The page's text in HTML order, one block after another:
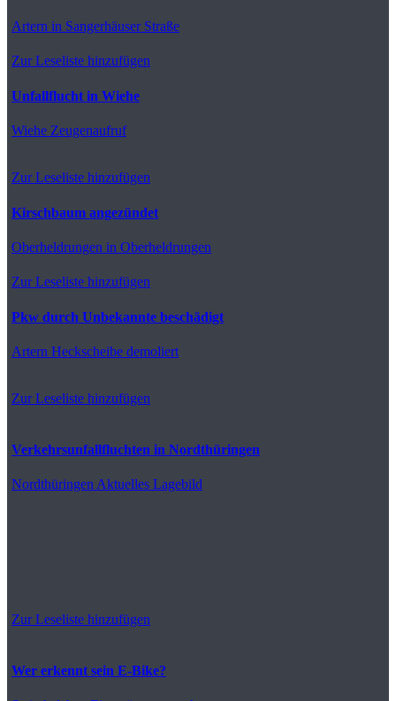
Artern in Sangerhäuser Straße
Zur Leseliste hinzufügen
Unfallflucht in Wiehe
Wiehe Zeugenaufruf
Zur Leseliste hinzufügen
Kirschbaum angezündet
Oberheldrungen in Oberheldrungen
Zur Leseliste hinzufügen
Pkw durch Unbekannte beschädigt
Artern Heckscheibe demoliert
Zur Leseliste hinzufügen
Verkehrsunfallfluchten in Nordthüringen
Nordthüringen Aktuelles Lagebild
Zur Leseliste hinzufügen
Wer erkennt sein E-Bike?